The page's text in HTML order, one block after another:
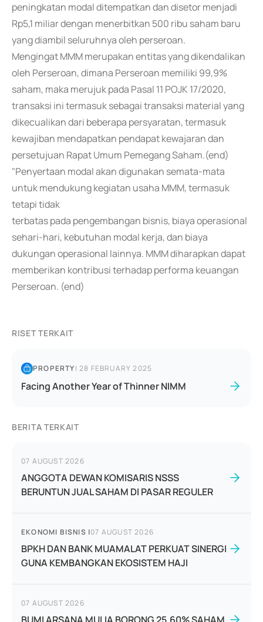
peningkatan modal ditempatkan dan disetor menjadi
Rp5,1 miliar dengan menerbitkan 500 ribu saham baru
yang diambil seluruhnya oleh perseroan.
Mengingat MMM merupakan entitas yang dikendalikan
oleh Perseroan, dimana Perseroan memiliki 99,9%
saham, maka merujuk pada Pasal 11 POJK 17/2020,
transaksi ini termasuk sebagai transaksi material yang
dikecualikan dari beberapa persyaratan, termasuk
kewajiban mendapatkan pendapat kewajaran dan
persetujuan Rapat Umum Pemegang Saham.(end)
"Penyertaan modal akan digunakan semata-mata
untuk mendukung kegiatan usaha MMM, termasuk
tetapi tidak
terbatas pada pengembangan bisnis, biaya operasional
sehari-hari, kebutuhan modal kerja, dan biaya
dukungan operasional lainnya. MMM diharapkan dapat
memberikan kontribusi terhadap performa keuangan
Perseroan. (end)
RISET TERKAIT
PROPERTY|28 FEBRUARY 2025
Facing Another Year of Thinner NIMM
BERITA TERKAIT
07 AUGUST 2026
ANGGOTA DEWAN KOMISARIS NSSS
BERUNTUN JUAL SAHAM DI PASAR REGULER
EKONOMI BISNIS |07 AUGUST 2026
BPKH DAN BANK MUAMALAT PERKUAT SINERGI
GUNA KEMBANGKAN EKOSISTEM HAJI
07 AUGUST 2026